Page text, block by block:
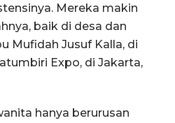
Mereka makin
baik di desa dan
Mufidah Jusuf Kalla, di
Expo, di Jakarta,
hanya berurusan